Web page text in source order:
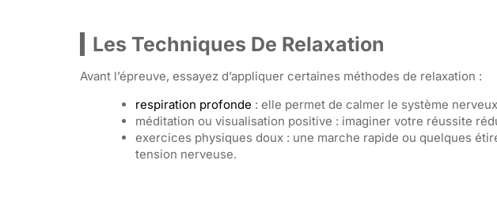
Les Techniques De Relaxation
Avant l’épreuve, essayez d’appliquer certaines méthodes de relaxation :
respiration profonde : elle permet de calmer le système
méditation ou visualisation positive : imaginer votre réussite
exercices physiques doux : une marche rapide ou quelques
tension nerveuse.